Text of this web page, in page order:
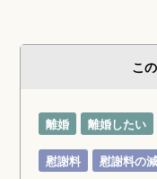
こ
離婚 離婚したい
慰謝料 慰謝料の